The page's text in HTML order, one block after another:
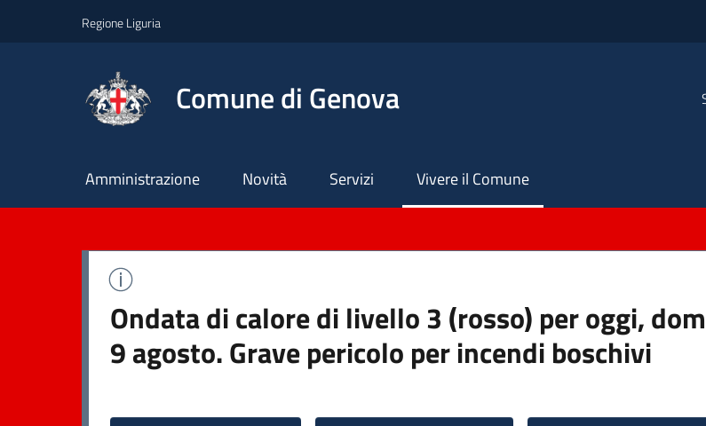
Regione Liguria
Comune di Genova
Principale
Amministrazione Novità Servizi Vivere il Comune
Ondata di calore di livello 3 (rosso) per oggi,
9 agosto. Grave pericolo per incendi boschivi